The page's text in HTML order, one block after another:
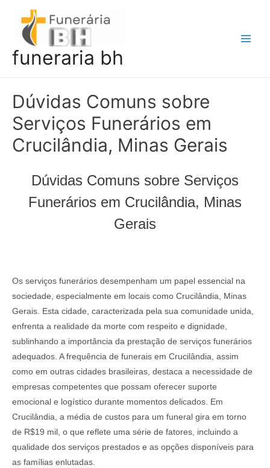
conteúdo
funeraria bh
Dúvidas Comuns sobre
Serviços Funerários em
Crucilândia, Minas Gerais
Dúvidas Comuns sobre Serviços
Funerários em Crucilândia, Minas
Gerais
Os serviços funerários desempenham um papel essencial na
sociedade, especialmente em locais como Crucilândia, Minas
Gerais. Esta cidade, caracterizada pela sua comunidade unida,
enfrenta a realidade da morte com respeito e dignidade,
sublinhando a importância da prestação de serviços funerários
adequados. A frequência de funerais em Crucilândia, assim
como em outras cidades brasileiras, destaca a necessidade de
empresas competentes que possam oferecer suporte
emocional e logístico durante momentos delicados. Em
Crucilândia, a média de custos para um funeral gira em torno
de R$19 mil, o que reflete uma série de fatores, incluindo a
qualidade dos serviços prestados e as opções disponíveis para
as famílias enlutadas.